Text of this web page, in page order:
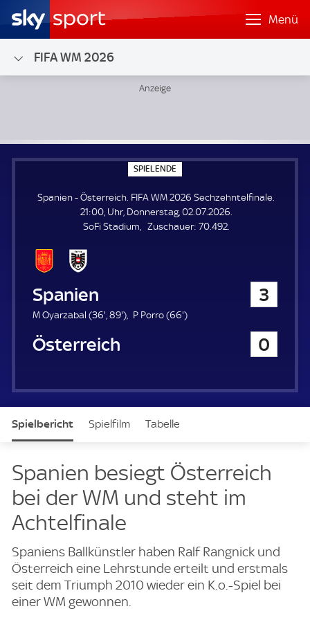
Menü
FIFA WM 2026
SPIELENDE
P
E
E
N
Spanien - Österreich. FIFA WM 2026 Sechzehntelfinale.
21:00, Uhr, Donnerstag, 02.07.2026.
SoFi Stadium
Zuschauer: Z
70.492.
Spanien 3
M Oyarzabal (36'3
.
e
,89'8
e
) P Porro (66'6
)
Österreich 0
Spielbericht Spielfilm Tabelle
Spanien besiegt Österreich
bei der WM und steht im
Achtelfinale
Spaniens Ballkünstler haben Ralf Rangnick und
Österreich eine Lehrstunde erteilt und erstmals
seit dem Triumph 2010 wieder ein K.o.-Spiel bei
einer WM gewonnen.